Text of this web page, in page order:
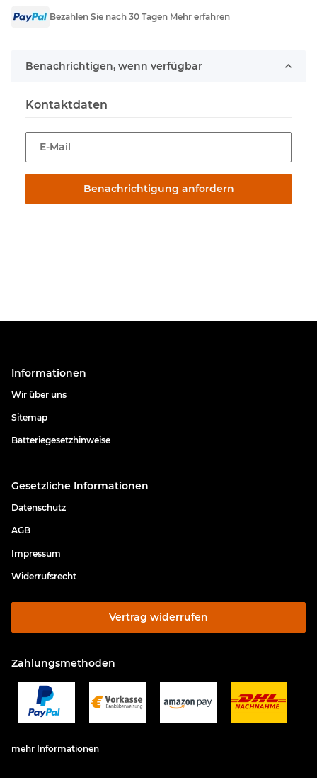
Bezahlen Sie nach 30 Tagen Mehr erfahren
Benachrichtigen, wenn verfügbar
Kontaktdaten
E-Mail
Benachrichtigung anfordern
Informationen
Wir über uns
Sitemap
Batteriegesetzhinweise
Gesetzliche Informationen
Datenschutz
AGB
Impressum
Widerrufsrecht
Vertrag widerrufen
Zahlungsmethoden
mehr Informationen